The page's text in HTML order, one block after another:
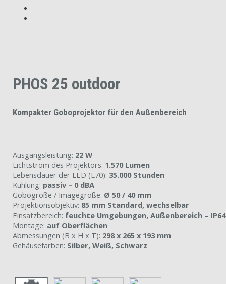
PHOS 25 outdoor
Kompakter Goboprojektor für den Außenbereich
Ausgangsleistung: 22 W
Lichtstrom des Projektors: 1.570 Lumen
Lebensdauer der LED (L70): 35.000 Stunden
Kühlung: passiv – 0 dBA
Gobogröße / Imagegröße: Ø 50 / 40 mm
Projektionsobjektiv: 85 mm Standard, wechselbar
Einsatzbereich: feuchte Umgebungen, Außenbereich – IP64
Montage: auf Oberflächen
Abmessungen (B x H x T): 298 x 265 x 193 mm
Gehäusefarben: Silber, Weiß, Schwarz